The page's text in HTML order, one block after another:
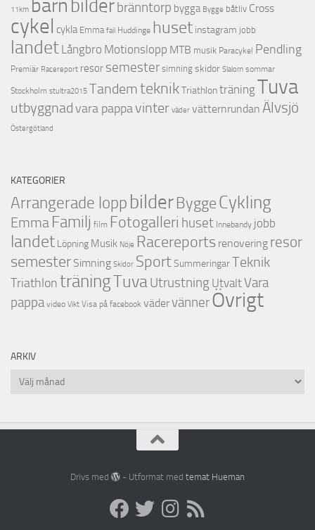
11km barn bilder bränntorp bygga Bygge båtliv Cross
cykel cykla Emma fail Huddinge huset instagram jobb
landet Långbro Motionslopp MTB musik Paracykel Pendling
Premiär Racereport resor semester simning skidor Slalom sommar
Stockholm stultra2015 TandemteknikTriathlonträningTuva
utbyggnad vara pappavinter väder vätternrundan Älvsjö
Östergötland
KATEGORIER
Arrangerade lopp bilderByggeCykling
Emma Familj film Fotogalleri huset Innebandy jobb
landet Löpning Musik Nöje Racereports renovering resor
semester Simning Skidor SportSummeringarTeknik
TriathlonträningTuvaUtrustning UtvaltVara
pappa video Vikt Visa på facebook vädervännerÖvrigt
ARKIV
Arkiv
Drivs med - Utformat medtemat Hueman